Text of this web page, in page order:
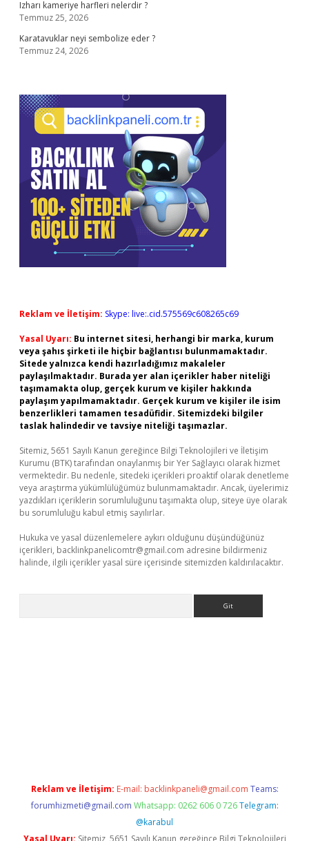
Izharı kameriye harfleri nelerdir ?
Temmuz 25, 2026
Karatavuklar neyi sembolize eder ?
Temmuz 24, 2026
Reklam ve İletişim: Skype: live:.cid.575569c608265c69
Yasal Uyarı: Bu internet sitesi, herhangi bir marka, kurum
veya şahıs şirketi ile hiçbir bağlantısı bulunmamaktadır.
Sitede yalnızca kendi hazırladığımız makaleler
paylaşılmaktadır. Burada yer alan içerikler haber niteliği
taşımamakta olup, gerçek kurum ve kişiler hakkında
paylaşım yapılmamaktadır. Gerçek kurum ve kişiler ile isim
benzerlikleri tamamen tesadüfidir. Sitemizdeki bilgiler
taslak halindedir ve tavsiye niteliği taşımazlar.
Sitemiz, 5651 Sayılı Kanun gereğince Bilgi Teknolojileri ve İletişim
Kurumu (BTK) tarafından onaylanmış bir Yer Sağlayıcı olarak hizmet
vermektedir. Bu nedenle, sitedeki içerikleri proaktif olarak denetleme
veya araştırma yükümlülüğümüz bulunmamaktadır. Ancak, üyelerimiz
yazdıkları içeriklerin sorumluluğunu taşımakta olup, siteye üye olarak
bu sorumluluğu kabul etmiş sayılırlar.
Hukuka ve yasal düzenlemelere aykırı olduğunu düşündüğünüz
içerikleri, backlinkpanelicomtr@gmail.com adresine bildirmeniz
halinde, ilgili içerikler yasal süre içerisinde sitemizden kaldırılacaktır.
Reklam ve İletişim: E-mail: backlinkpaneli@gmail.com Teams:
forumhizmeti@gmail.com Whatsapp: 0262 606 0 726 Telegram:
@karabul
Yasal Uyarı: Sitemiz, 5651 Sayılı Kanun gereğince Bilgi Teknolojileri